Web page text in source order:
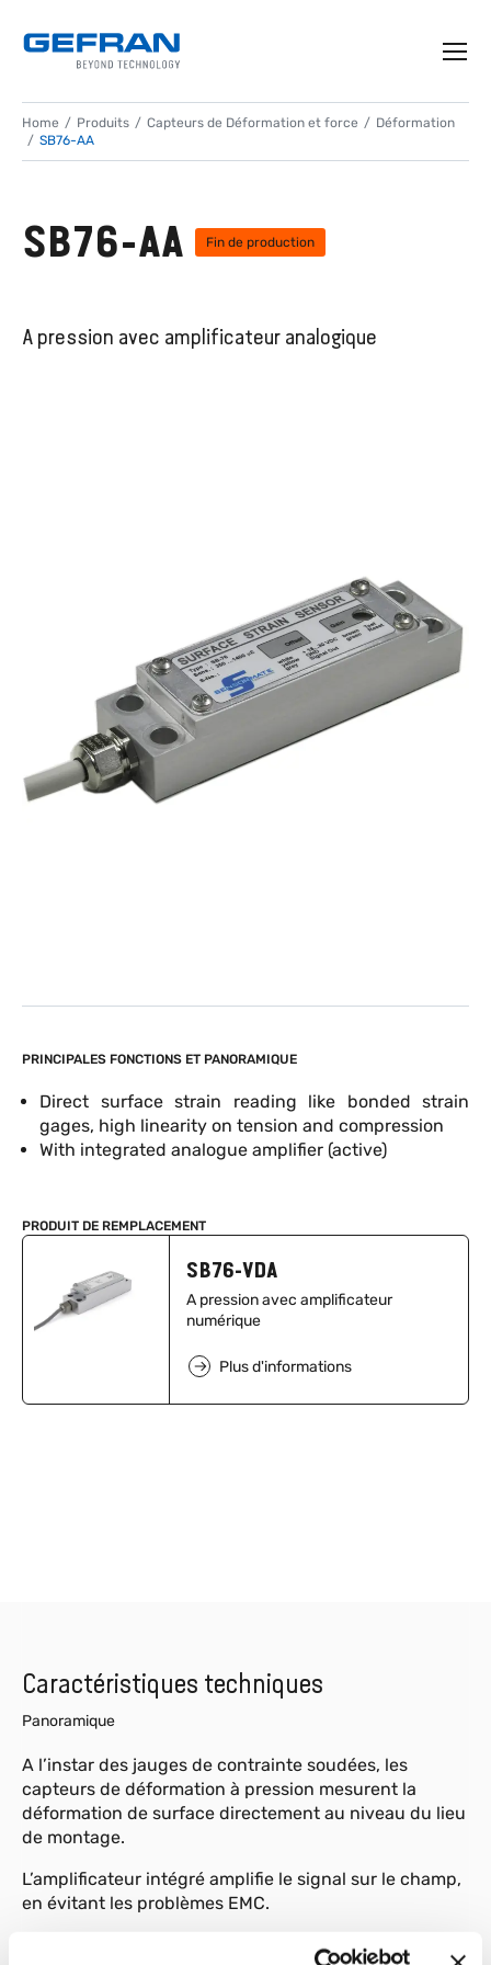
Home Produits Capteurs de Déformation et force
Déformation
SB76-AA
SB76-AA Fin de production
A pression avec amplificateur analogique
PRINCIPALES FONCTIONS ET PANORAMIQUE
Direct surface strain reading like bonded strain
gages, high linearity on tension and compression
With integrated analogue amplifier (active)
PRODUIT DE REMPLACEMENT
SB76-VDA
A pression avec amplificateur
numérique
Plus d'informations
Caractéristiques techniques
Panoramique
A l’instar des jauges de contrainte soudées, les
capteurs de déformation à pression mesurent la
déformation de surface directement au niveau du lieu
de montage.
L’amplificateur intégré amplifie le signal sur le champ,
en évitant les problèmes EMC.
Le capteur SB76 presse si fort les jauges de